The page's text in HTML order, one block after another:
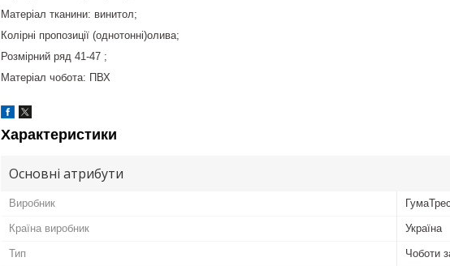
Матеріал тканини: винитол;
Колірні пропозиції (однотонні)олива;
Розмірний ряд 41-47 ;
Матеріал чобота: ПВХ
Характеристики
Основні атрибути
Виробник
Країна виробник Україна
Тип Чоботи